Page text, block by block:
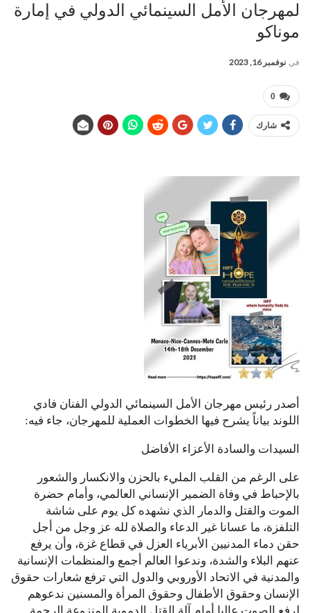
لمهرجان الأمل السينمائي الدولي في إمارة
موناكو
في نوفمبر 16, 2023
0
شارك
أصدر رئيس مهرجان الأمل السينمائي الدولي الفنان فادي
اللوند بياناً يشرح فيها الخطوات العملية للمهرجان، جاء فيه:
السيدات والسادة الأعزاء الأفاضل
على الرغم من القلب المليء بالحزن والانكسار والشعور
بالإحباط في وفاة الضمير الإنساني العالمي، وأمام حضرة
الموت والقتل والدمار الذي نشهده كل يوم على شاشة
التلفزة، ما عسانا غير الدعاء والصلاة لله عز وجل من أجل
حقن دماء المدنيين الأبرياء العزل في قطاع غزة، وأن يرفع
عنهم البلاء والشدة، وندعوا العالم أجمع والمنظمات الإنسانية
والمدنية في الاتحاد الأوروبي والدول التي ترفع شعارات حقوق
الإنسان وحقوق الأطفال وحقوق المرأة والمسنين ندعوهم
لرفع الصوت عاليا أمام آلة القتل الدموية المنزوعة الرحمة